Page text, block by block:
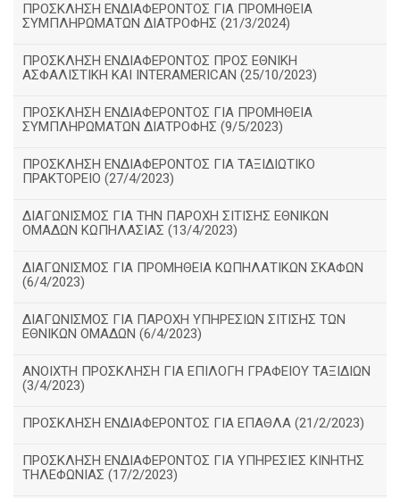
ΠΡΟΣΚΛΗΣΗ ΕΝΔΙΑΦΕΡΟΝΤΟΣ ΓΙΑ ΠΡΟΜΗΘΕΙΑ
ΣΥΜΠΛΗΡΩΜΑΤΩΝ ΔΙΑΤΡΟΦΗΣ (21/3/2024)
ΠΡΟΣΚΛΗΣΗ ΕΝΔΙΑΦΕΡΟΝΤΟΣ ΠΡΟΣ ΕΘΝΙΚΗ
ΑΣΦΑΛΙΣΤΙΚΗ ΚΑΙ INTERAMERICAN (25/10/2023)
ΠΡΟΣΚΛΗΣΗ ΕΝΔΙΑΦΕΡΟΝΤΟΣ ΓΙΑ ΠΡΟΜΗΘΕΙΑ
ΣΥΜΠΛΗΡΩΜΑΤΩΝ ΔΙΑΤΡΟΦΗΣ (9/5/2023)
ΠΡΟΣΚΛΗΣΗ ΕΝΔΙΑΦΕΡΟΝΤΟΣ ΓΙΑ ΤΑΞΙΔΙΩΤΙΚΟ
ΠΡΑΚΤΟΡΕΙΟ (27/4/2023)
ΔΙΑΓΩΝΙΣΜΟΣ ΓΙΑ ΤΗΝ ΠΑΡΟΧΗ ΣΙΤΙΣΗΣ ΕΘΝΙΚΩΝ
ΟΜΑΔΩΝ ΚΩΠΗΛΑΣΙΑΣ (13/4/2023)
ΔΙΑΓΩΝΙΣΜΟΣ ΓΙΑ ΠΡΟΜΗΘΕΙΑ ΚΩΠΗΛΑΤΙΚΩΝ ΣΚΑΦΩΝ
(6/4/2023)
ΔΙΑΓΩΝΙΣΜΟΣ ΓΙΑ ΠΑΡΟΧΗ ΥΠΗΡΕΣΙΩΝ ΣΙΤΙΣΗΣ ΤΩΝ
ΕΘΝΙΚΩΝ ΟΜΑΔΩΝ (6/4/2023)
ΑΝΟΙΧΤΗ ΠΡΟΣΚΛΗΣΗ ΓΙΑ ΕΠΙΛΟΓΗ ΓΡΑΦΕΙΟΥ ΤΑΞΙΔΙΩΝ
(3/4/2023)
ΠΡΟΣΚΛΗΣΗ ΕΝΔΙΑΦΕΡΟΝΤΟΣ ΓΙΑ ΕΠΑΘΛΑ (21/2/2023)
ΠΡΟΣΚΛΗΣΗ ΕΝΔΙΑΦΕΡΟΝΤΟΣ ΓΙΑ ΥΠΗΡΕΣΙΕΣ ΚΙΝΗΤΗΣ
ΤΗΛΕΦΩΝΙΑΣ (17/2/2023)